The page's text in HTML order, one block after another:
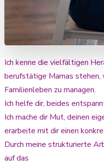
Ich kenne die vielfältigen
berufstätige Mamas stehen,
Familienleben zu managen.
Ich helfe dir, beides
Ich mache dir Mut, deinen
erarbeite mit dir einen
Durch meine strukturierte
auf das